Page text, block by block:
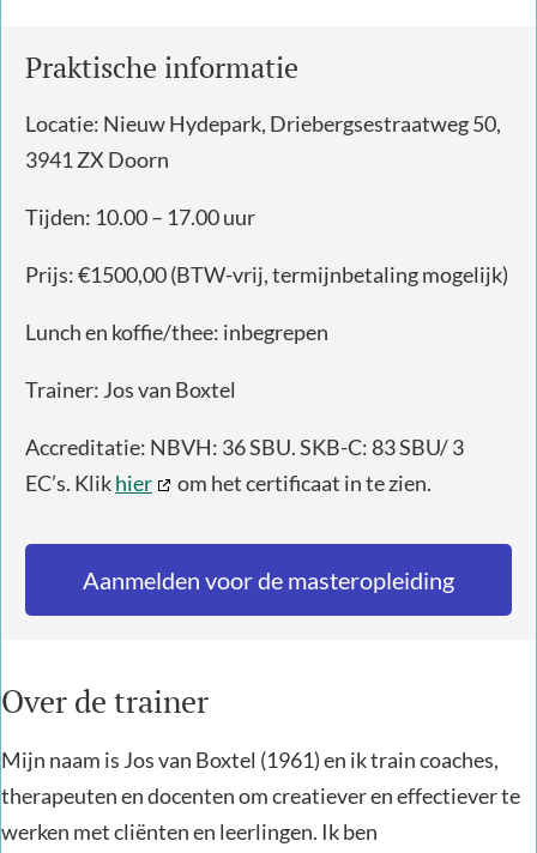
Praktische informatie
Locatie: Nieuw Hydepark, Driebergsestraatweg 50,
3941 ZX Doorn
Tijden: 10.00 – 17.00 uur
Prijs: €1500,00 (BTW-vrij, termijnbetaling mogelijk)
Lunch en koffie/thee: inbegrepen
Trainer: Jos van Boxtel
Accreditatie: NBVH: 36 SBU. SKB-C: 83 SBU/ 3
EC’s. Klikhier om het certificaat in te zien.
Aanmelden voor de masteropleiding
Over de trainer
Mijn naam is Jos van Boxtel (1961) en ik train coaches,
therapeuten en docenten om creatiever en effectiever te
werken met cliënten en leerlingen. Ik ben